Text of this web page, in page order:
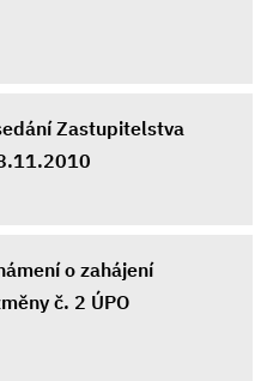
Zastupitelstva
o zahájení
č. 2 ÚPO